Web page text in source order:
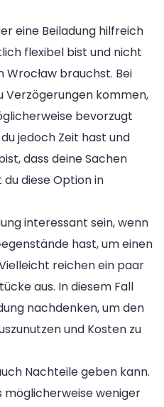
eine Beiladung hilfreich
flexibel bist und nicht
brauchst. Bei
Verzögerungen kommen,
bevorzugt
jedoch Zeit hast und
dass deine Sachen
diese Option in
interessant sein, wenn
hast, um einen
reichen ein paar
aus. In diesem Fall
nachdenken, um den
und Kosten zu
Nachteile geben kann.
möglicherweise weniger